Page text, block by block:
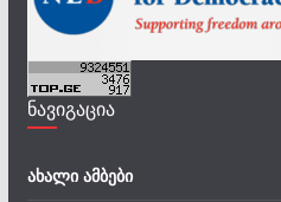
ნავიგაცია
ახალი ამბები